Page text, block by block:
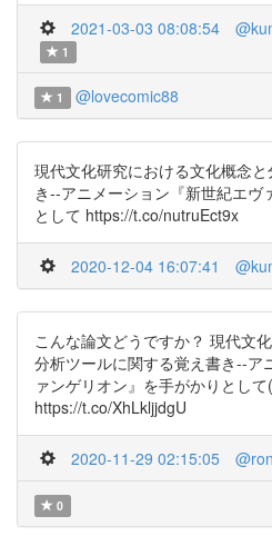
2021-03-03 08:08:54
1
1 @lovecomic88
現代文化研究における文化概念
き--アニメーション『新世紀エヴ
として https://t.co/nutruEct9x
2020-12-04 16:07:41
こんな論文どうですか？ 現代文
分析ツールに関する覚え書き--ア
ァンゲリオン』を手がかりとし
https://t.co/XhLkljjdgU
2020-11-29 02:15:05
0